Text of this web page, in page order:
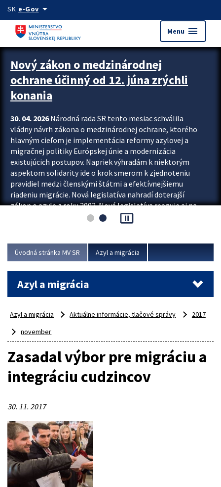
Preskocit na hlavný obsah
SK e-Govarrow_drop_down
Menu menu
Zastavit automatický posun upútavok
Nový zákon o medzinárodnej
ochrane účinný od 12. júna zrýchli
konania
30. 04. 2026Národná rada SR tento mesiac schválila
vládny návrh zákona o medzinárodnej ochrane, ktorého
hlavným cieľom je implementácia reformy azylovej a
migračnej politiky Európskej únie a modernizácia
existujúcich postupov. Napriek výhradám k niektorým
aspektom solidarity ide o krok smerom k zjednoteniu
pravidiel medzi členskými štátmi a efektívnejšiemu
riadeniu migrácie. Nová legislatíva nahradí doterajší
zákon o azyle z roku 2002. Nová legislatíva reaguje aj na
vývoj posledného desaťročia, počas...
pause_presentation
Úvodná stránka MV SR Azyl a migrácia
Azyl a migrácia
Azyl a migrácia Aktuálne informácie, tlačové správy
2017
november
Zasadal výbor pre migráciu a
integráciu cudzincov
30. 11. 2017